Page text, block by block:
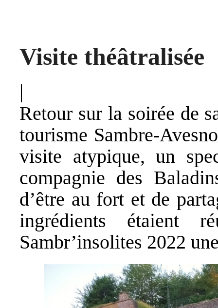
Visite théâtralisée
|
Retour sur la soirée de
tourisme Sambre-
visite atypique, un
compagnie des
d’être au fort et de
ingrédients étaient
Sambr’insolites 2022